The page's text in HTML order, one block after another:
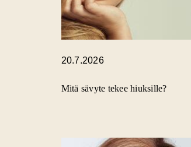
20.7.2026
Mitä sävyte tekee hiuksille?